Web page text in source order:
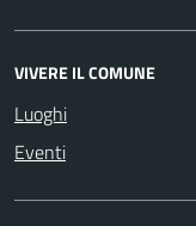
VIVERE IL COMUNE
Luoghi
Eventi